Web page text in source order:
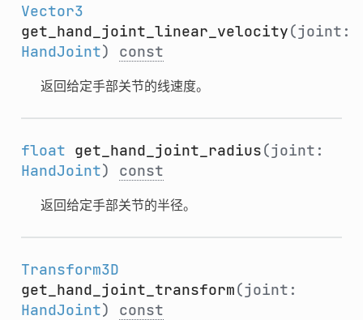
Vector3
get_hand_joint_linear_velocity(joint:
HandJoint) const
返回给定手部关节的线速度。
float get_hand_joint_radius(joint:
HandJoint) const
返回给定手部关节的半径。
Transform3D
get_hand_joint_transform(joint:
HandJoint) const